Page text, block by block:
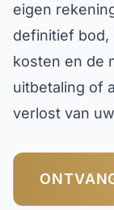
eigen
definitief bod,
kosten en de
uitbetaling of
verlost van